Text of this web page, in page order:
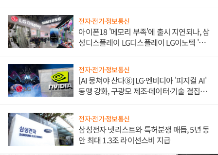
전자·전기·정보통신
아이폰18 '메모리 부족'에 출시 지연되나, 삼
성디스플레이 LG디스플레이 LG이노텍 '탈
전자·전기·정보통신
[AI 뭉쳐야 산다⑧] LG·엔비디아 '피지컬 AI'
동맹 강화, 구광모 제조·데이터·기술 결집
전자·전기·정보통신
삼성전자 넷리스트와 특허분쟁 매듭, 5년 동
안 최대 1.3조 라이선스비 지급